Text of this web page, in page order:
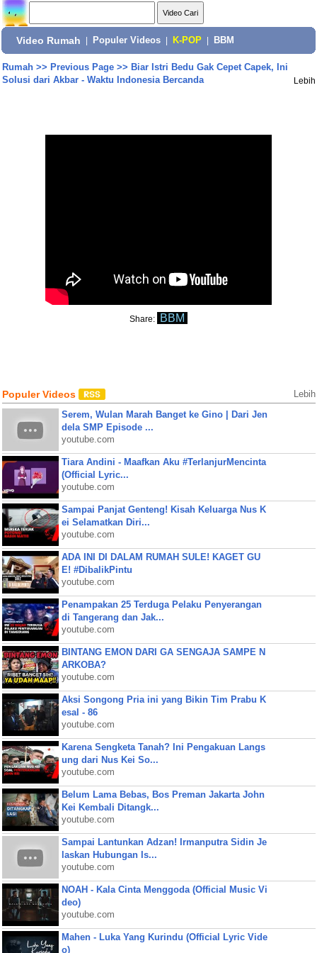
Video Rumah Populer Videos K-POP BBM
Rumah>> Previous Page>> Biar Istri Bedu Gak Cepet Capek, Ini
Solusi dari Akbar - Waktu Indonesia Bercanda
Lebih
Share: BBM
Populer Videos Lebih
Serem, Wulan Marah Banget ke Gino | Dari Jen
dela SMP Episode ...
youtube.com
Tiara Andini - Maafkan Aku #TerlanjurMencinta
(Official Lyric...
youtube.com
Sampai Panjat Genteng! Kisah Keluarga Nus K
ei Selamatkan Diri...
youtube.com
ADA INI DI DALAM RUMAH SULE! KAGET GU
E! #DibalikPintu
youtube.com
Penampakan 25 Terduga Pelaku Penyerangan
di Tangerang dan Jak...
youtube.com
BINTANG EMON DARI GA SENGAJA SAMPE N
ARKOBA?
youtube.com
Aksi Songong Pria ini yang Bikin Tim Prabu K
esal - 86
youtube.com
Karena Sengketa Tanah? Ini Pengakuan Langs
ung dari Nus Kei So...
youtube.com
Belum Lama Bebas, Bos Preman Jakarta John
Kei Kembali Ditangk...
youtube.com
Sampai Lantunkan Adzan! Irmanputra Sidin Je
laskan Hubungan Is...
youtube.com
NOAH - Kala Cinta Menggoda (Official Music Vi
deo)
youtube.com
Mahen - Luka Yang Kurindu (Official Lyric Vide
o)